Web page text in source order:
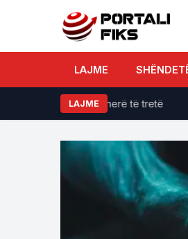
LAJME
LAJME
në rigjykim për herë të tretë